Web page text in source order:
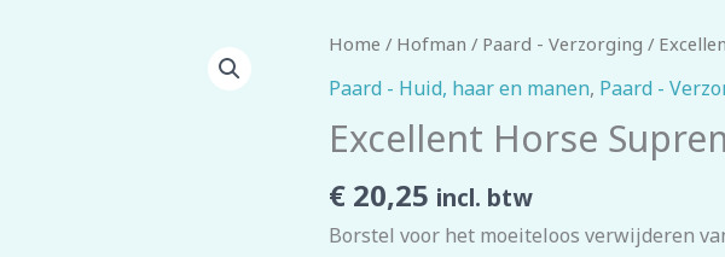
Home / Hofman / Paard - Verzorging /
Paard - Huid, haar en manen, Paard -
Excellent Horse
€ 20,25 incl. btw
Borstel voor het moeiteloos verwijderen
Excellent
Horse
Brush
aantal